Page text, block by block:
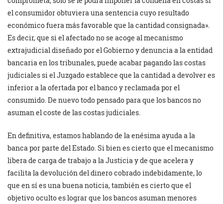
el consumidor obtuviera una sentencia cuyo resultado
económico fuera más favorable que la cantidad consignada».
Es decir, que si el afectado no se acoge al mecanismo
extrajudicial diseñado por el Gobierno y denuncia a la entidad
bancaria en los tribunales, puede acabar pagando las costas
judiciales si el Juzgado establece que la cantidad a devolver es
inferior a la ofertada por el banco y reclamada por el
consumido. De nuevo todo pensado para que los bancos no
asuman el coste de las costas judiciales.
En definitiva, estamos hablando de la enésima ayuda a la
banca por parte del Estado. Si bien es cierto que el mecanismo
libera de carga de trabajo a la Justicia y de que acelera y
facilita la devolución del dinero cobrado indebidamente, lo
que en sí es una buena noticia, también es cierto que el
objetivo oculto es lograr que los bancos asuman menores